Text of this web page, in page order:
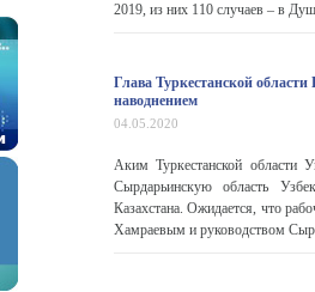
2019, из них 110 случаев – в
Глава Туркестанской
наводнением
04.05.2020
Аким Туркестанской области
Сырдарьинскую область
Казахстана. Ожидается, что
Хамраевым и руководством